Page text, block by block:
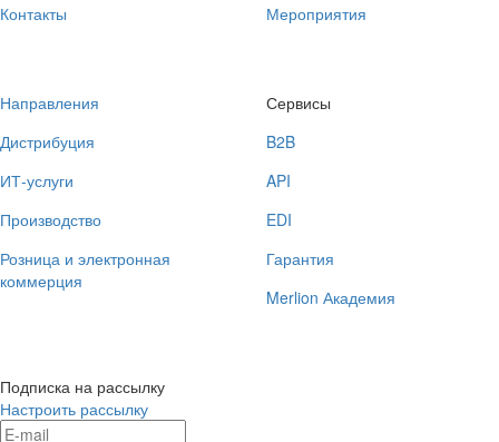
Контакты
Мероприятия
Направления
Дистрибуция
ИТ-услуги
Производство
Розница и электронная
коммерция
Сервисы
B2B
API
EDI
Гарантия
Merlion Академия
Подписка на рассылку
Настроить рассылку